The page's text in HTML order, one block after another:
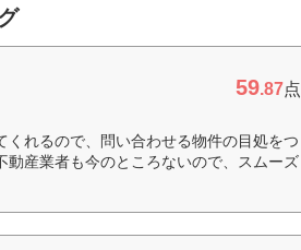
59.87点
れるので、問い合わせる物件の目処をつ
産業者も今のところないので、スムーズ